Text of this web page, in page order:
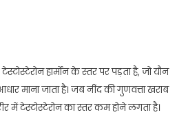
हार्मोन के स्तर पर पड़ता है, जो यौन
माना जाता है। जब नींद की गुणवत्ता खराब
में टेस्टोस्टेरोन का स्तर कम होने लगता है।